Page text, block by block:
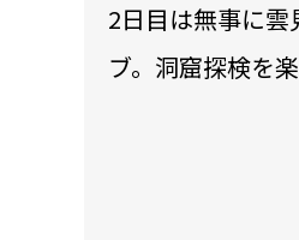
2日目は無事に雲
ブ。洞窟探検を